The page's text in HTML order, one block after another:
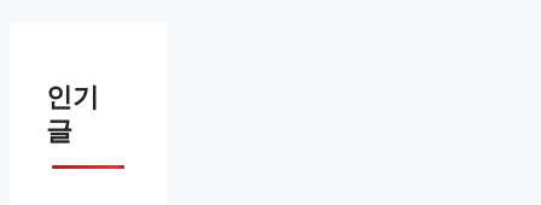
인기
글